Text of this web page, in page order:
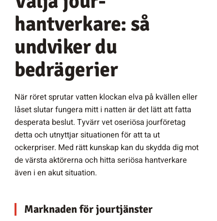
hantverkare: så
undviker du
bedrägerier
När röret sprutar vatten klockan elva på kvällen eller
låset slutar fungera mitt i natten är det lätt att fatta
desperata beslut. Tyvärr vet oseriösa jourföretag
detta och utnyttjar situationen för att ta ut
ockerpriser. Med rätt kunskap kan du skydda dig mot
de värsta aktörerna och hitta seriösa hantverkare
även i en akut situation.
Marknaden för jourtjänster